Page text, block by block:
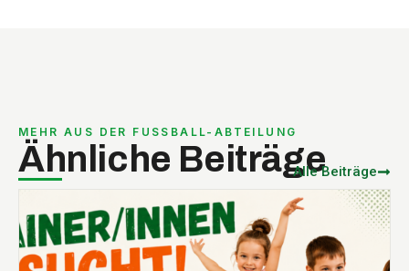
MEHR AUS DER FUSSBALL-ABTEILUNG
Ähnliche BeiträgeAlle Beiträge